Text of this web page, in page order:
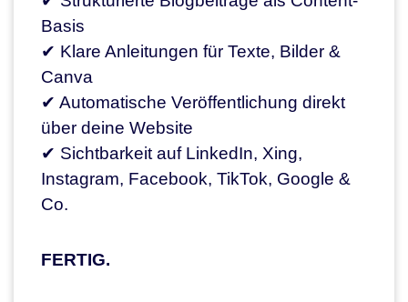
Basis
✔ Klare Anleitungen für Texte, Bilder &
Canva
✔ Automatische Veröffentlichung direkt
über deine Website
✔ Sichtbarkeit auf LinkedIn, Xing,
Instagram, Facebook, TikTok, Google &
Co.
FERTIG.